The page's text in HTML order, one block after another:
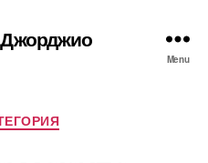
Menu
Categories